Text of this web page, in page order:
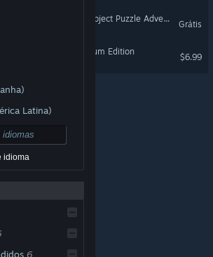
direitos reservados.
e outros países.
Subscrição Steam
Latina)
idioma
6
Spellchanted 2D Hidden Object Puzzle Adveture Tile-Matching
Grátis
of the New Age Premium Edition
$6.99